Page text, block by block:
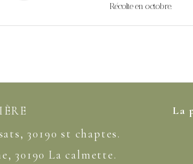
Récolte en octobre.
30190 st chaptes.
30190 La calmette.
La